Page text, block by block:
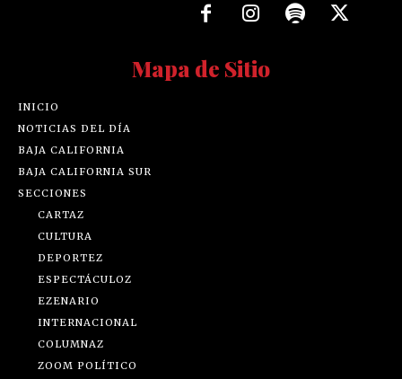
Mapa de Sitio
INICIO
NOTICIAS DEL DÍA
BAJA CALIFORNIA
BAJA CALIFORNIA SUR
SECCIONES
CARTAZ
CULTURA
DEPORTEZ
ESPECTÁCULOZ
EZENARIO
INTERNACIONAL
COLUMNAZ
ZOOM POLÍTICO